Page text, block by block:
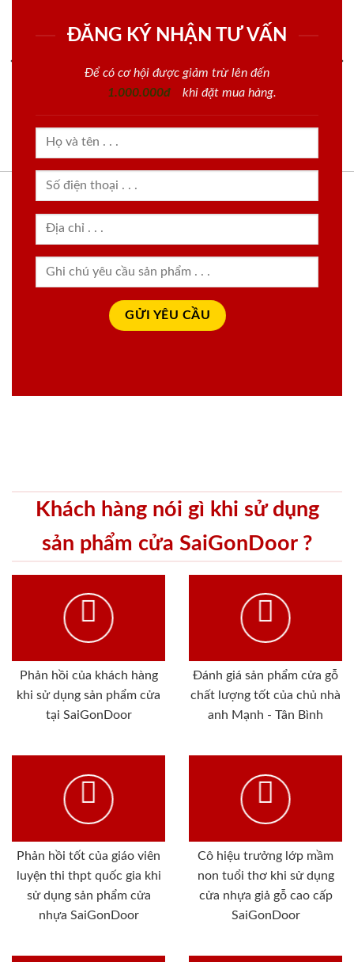
ĐĂNG KÝ NHẬN TƯ VẤN
Để có cơ hội được giảm trừ lên đến
1.000.000đ
khi đặt mua hàng.
Khách hàng nói gì khi sử dụng
sản phẩm cửa SaiGonDoor ?
Phản hồi của khách hàng
khi sử dụng sản phẩm cửa
tại SaiGonDoor
Đánh giá sản phẩm cửa gỗ
chất lượng tốt của chủ nhà
anh Mạnh - Tân Bình
Phản hồi tốt của giáo viên
luyện thi thpt quốc gia khi
sử dụng sản phẩm cửa
nhựa SaiGonDoor
Cô hiệu trưởng lớp mầm
non tuổi thơ khi sử dụng
cửa nhựa giả gỗ cao cấp
SaiGonDoor